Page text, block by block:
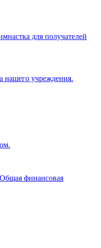
для получателей
нашего учреждения.
финансовая